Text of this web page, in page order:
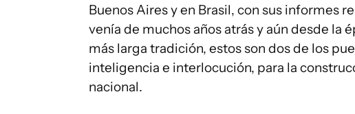
Buenos Aires y en Brasil, con sus informes
venía de muchos años atrás y aún desde la
más larga tradición, estos son dos de los
inteligencia e interlocución, para la
nacional.